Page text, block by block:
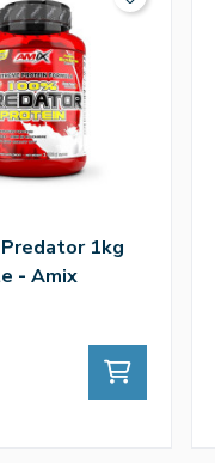
1kg
- Amix